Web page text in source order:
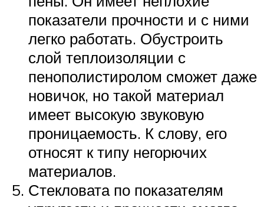
показатели прочности и с ними
легко работать. Обустроить
слой теплоизоляции с
пенополистиролом сможет даже
новичок, но такой материал
имеет высокую звуковую
проницаемость. К слову, его
относят к типу негорючих
материалов.
Стекловата по показателям